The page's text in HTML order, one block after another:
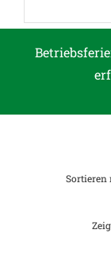
Sortieren